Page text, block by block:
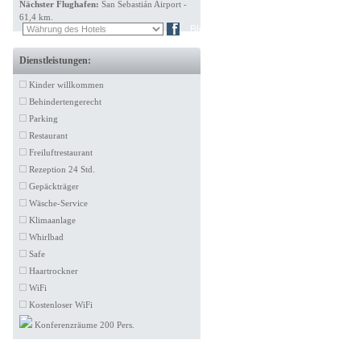
Blog
Nächster Flughafen: San Sebastián Airport -
61,4 km.
Dienstleistungen:
Kinder willkommen
Behindertengerecht
Parking
Restaurant
Freiluftrestaurant
Rezeption 24 Std.
Gepäckträger
Wäsche-Service
Klimaanlage
Whirlbad
Safe
Haartrockner
WiFi
Kostenloser WiFi
Konferenzräume 200 Pers.